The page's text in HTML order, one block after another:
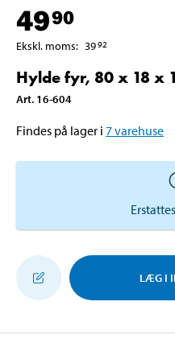
4990
Ekskl. moms: 3992
Hylde fyr, 80 x 18 x
Art. 16-604
Findes på lager i 7varehuse
LÆG I